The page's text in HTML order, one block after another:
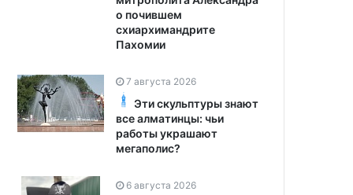
о почившем
схиархимандрите
Пахомии
7 августа 2026
Эти скульптуры знают
все алматинцы: чьи
работы украшают
мегаполис?
6 августа 2026